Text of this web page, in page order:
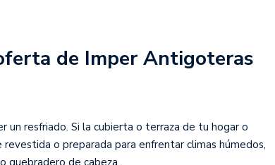
de Imper Antigoteras
resfriado. Si la cubierta o terraza de tu hogar o
o preparada para enfrentar climas húmedos,
quebradero de cabeza.